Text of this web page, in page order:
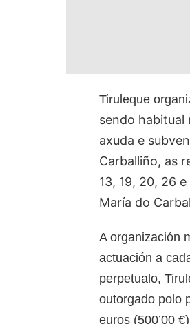
Tiruleque
sendo habitual
axuda e
Carballiño, as
13, 19, 20, 26
María do
A organización
actuación a
perpetualo,
outorgado polo
euros (500’00